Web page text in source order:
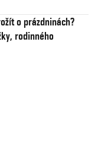
o prázdninách?
rodinného